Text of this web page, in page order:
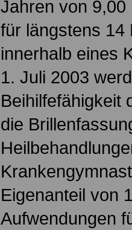
Jahren von 9,00
für längstens 14
innerhalb eines
1. Juli 2003
Beihilfefähigkeit
die
Eigenanteil von
Aufwendungen